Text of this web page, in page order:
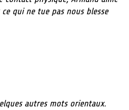
qui ne tue pas nous blesse
autres mots orientaux.